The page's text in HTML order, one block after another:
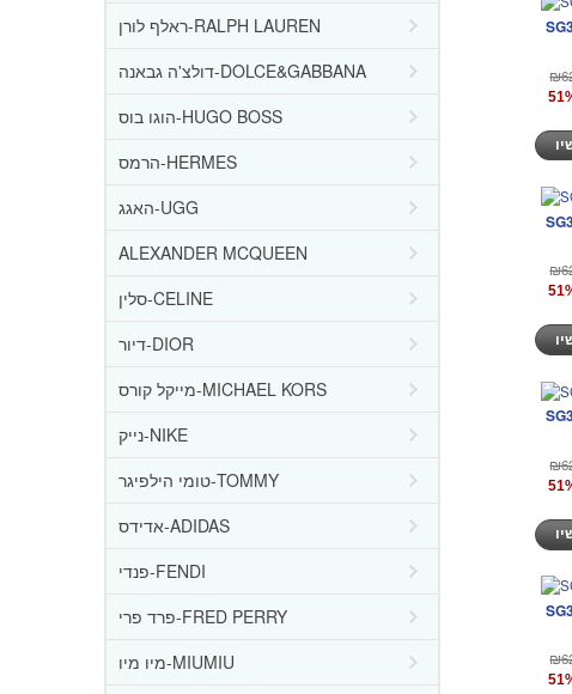
ראלף לורן-RALPH LAUREN
דולצ'ה גבאנה-DOLCE&GABBANA
הוגו בוס-HUGO BOSS
הרמס-HERMES
האגג-UGG
ALEXANDER MCQUEEN
סלין-CELINE
דיור-DIOR
מייקל קורס-MICHAEL KORS
נייק-NIKE
טומי הילפיגר-TOMMY
אדידס-ADIDAS
פנדי-FENDI
פרד פרי-FRED PERRY
מיו מיו-MIUMIU